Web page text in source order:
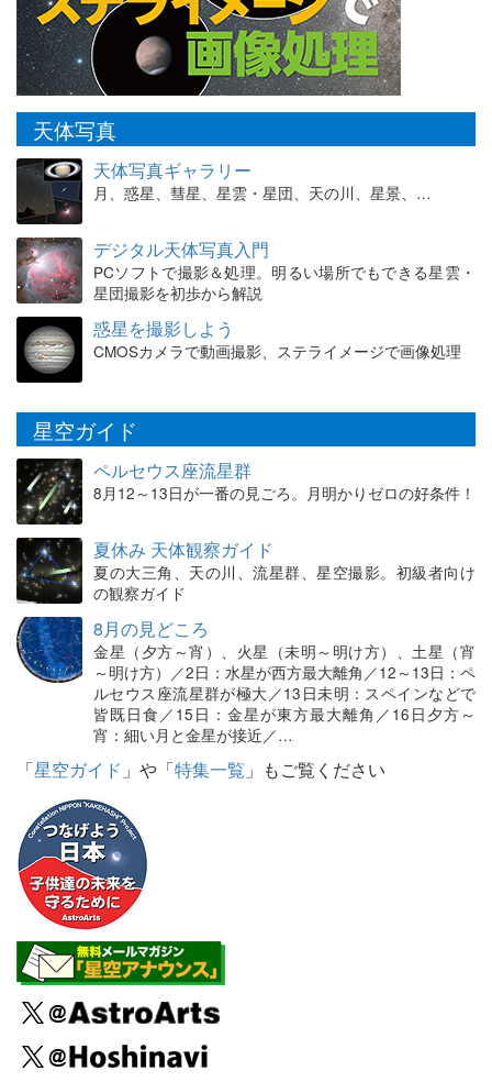
天体写真
天体写真ギャラリー
月、惑星、彗星、星雲・星団、天の川、星景、…
デジタル天体写真入門
PCソフトで撮影＆処理。明るい場所でもできる星雲・
星団撮影を初歩から解説
惑星を撮影しよう
CMOSカメラで動画撮影、ステライメージで画像処理
星空ガイド
ペルセウス座流星群
8月12～13日が一番の見ごろ。月明かりゼロの好条件！
夏休み 天体観察ガイド
夏の大三角、天の川、流星群、星空撮影。初級者向け
の観察ガイド
8月の見どころ
金星（夕方～宵）、火星（未明～明け方）、土星（宵
～明け方）／2日：水星が西方最大離角／12～13日：ペ
ルセウス座流星群が極大／13日未明：スペインなどで
皆既日食／15日：金星が東方最大離角／16日夕方～
宵：細い月と金星が接近／…
「星空ガイド 」や「特集一覧 」もご覧ください